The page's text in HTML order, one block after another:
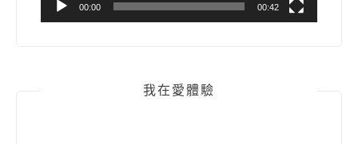
00:00 00:42
我在愛體驗